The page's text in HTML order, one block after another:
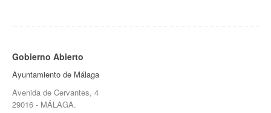
Gobierno Abierto
Ayuntamiento de Málaga
Avenida de Cervantes, 4
29016 - MÁLAGA.